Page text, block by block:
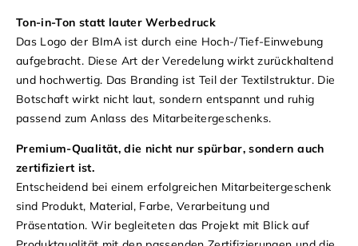
Ton-in-Ton statt lauter Werbedruck
Das Logo der BImA ist durch eine Hoch-/Tief-Einwebung
aufgebracht. Diese Art der Veredelung wirkt zurückhaltend
und hochwertig. Das Branding ist Teil der Textilstruktur. Die
Botschaft wirkt nicht laut, sondern entspannt und ruhig
passend zum Anlass des Mitarbeitergeschenks.
Premium-Qualität, die nicht nur spürbar, sondern auch
zertifiziert ist.
Entscheidend bei einem erfolgreichen Mitarbeitergeschenk
sind Produkt, Material, Farbe, Verarbeitung und
Präsentation. Wir begleiteten das Projekt mit Blick auf